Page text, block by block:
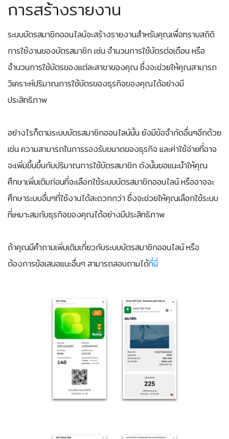
การสร้างรายงาน
ระบบบัตรสมาชิกออนไลน์จะสร้างรายงานสำหรับคุณเพื่อทราบสถิติ
การใช้งานของบัตรสมาชิก เช่น จำนวนการใช้บัตรต่อเดือน หรือ
จำนวนการใช้บัตรของแต่ละสาขาของคุณ ซึ่งจะช่วยให้คุณสามารถ
วิเคราะห์ปริมาณการใช้บัตรของธุรกิจของคุณได้อย่างมี
ประสิทธิภาพ
อย่างไรก็ตามระบบบัตรสมาชิกออนไลน์นั้น ยังมีข้อจำกัดอื่นๆอีกด้วย
เช่น ความสามารถในการรองรับขนาดของธุรกิจ และค่าใช้จ่ายที่อาจ
จะเพิ่มขึ้นขึ้นกับปริมาณการใช้บัตรสมาชิก ดังนั้นขอแนะนำให้คุณ
ศึกษาเพิ่มเติมก่อนที่จะเลือกใช้ระบบบัตรสมาชิกออนไลน์ หรืออาจจะ
ศึกษาระบบอื่นๆที่ใช้งานได้สะดวกกว่า ซึ่งจะช่วยให้คุณเลือกใช้ระบบ
ที่เหมาะสมกับธุรกิจของคุณได้อย่างมีประสิทธิภาพ
ถ้าคุณมีคำถามเพิ่มเติมเกี่ยวกับระบบบัตรสมาชิกออนไลน์ หรือ
ต้องการข้อเสนอแนะอื่นๆ สามารถสอบถามได้ที่นี่